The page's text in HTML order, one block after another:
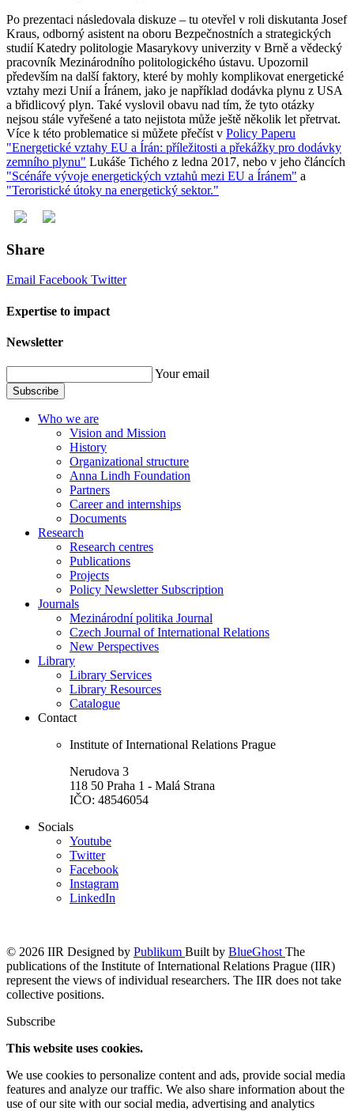
Po prezentaci následovala diskuze – tu otevřel v roli diskutanta Josef
Kraus, odborný asistent na oboru Bezpečnostních a strategických
studií Katedry politologie Masarykovy univerzity v Brně a vědecký
pracovník Mezinárodního politologického ústavu. Upozornil
především na další faktory, které by mohly komplikovat energetické
vztahy mezi Unií a Íránem, jako je například dodávka plynu z USA
a břidlicový plyn. Také vyslovil obavu nad tím, že tyto otázky
nejsou stále vyřešené a tato nejistota může ještě několik let přetrvat.
Více k této problematice si můžete přečíst v Policy Paperu
"Energetické vztahy EU a Írán: příležitosti a překážky pro dodávky
zemního plynu" Lukáše Tichého z ledna 2017, nebo v jeho článcích
"Scénáře vývoje energetických vztahů mezi EU a Íránem" a
"Teroristické útoky na energetický sektor."
Share
Email Facebook Twitter
Expertise to impact
Newsletter
Your email
Subscribe
Who we are
Vision and Mission
History
Organizational structure
Anna Lindh Foundation
Partners
Career and internships
Documents
Research
Research centres
Publications
Projects
Policy Newsletter Subscription
Journals
Mezinárodní politika Journal
Czech Journal of International Relations
New Perspectives
Library
Library Services
Library Resources
Catalogue
Contact
Institute of International Relations Prague
Nerudova 3
118 50 Praha 1 - Malá Strana
IČO: 48546054
Socials
Youtube
Twitter
Facebook
Instagram
LinkedIn
© 2026 IIR Designed by Publikum Built by BlueGhost The
publications of the Institute of International Relations Prague (IIR)
represent the views of individual researchers. The IIR does not take
collective positions.
Subscribe
This website uses cookies.
We use cookies to personalize content and ads, provide social media
features and analyze our traffic. We also share information about the
use of our site with our social media, advertising and analytics